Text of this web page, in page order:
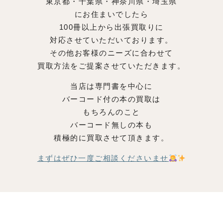
にお住まいでしたら
100冊以上から出張買取りに
対応させていただいております。
その他お客様のニーズに合わせて
買取方法をご提案させていただきます。
当店は専門書を中心に
バーコード付の本の買取は
もちろんのこと
バーコード無しの本も
積極的に買取させて頂きます。
まずはぜひ一度ご相談くださいませ